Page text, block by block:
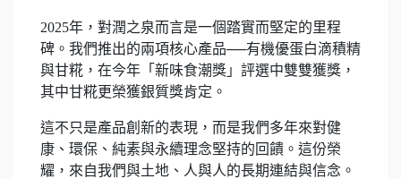
2025年，對潤之泉而言是一個踏實而堅定的里程
碑。我們推出的兩項核心產品──有機優蛋白滴積精
與甘糀，在今年「新味食潮獎」評選中雙雙獲獎，
其中甘糀更榮獲銀質獎肯定。
這不只是產品創新的表現，而是我們多年來對健
康、環保、純素與永續理念堅持的回饋。這份榮
耀，來自我們與土地、人與人的長期連結與信念。